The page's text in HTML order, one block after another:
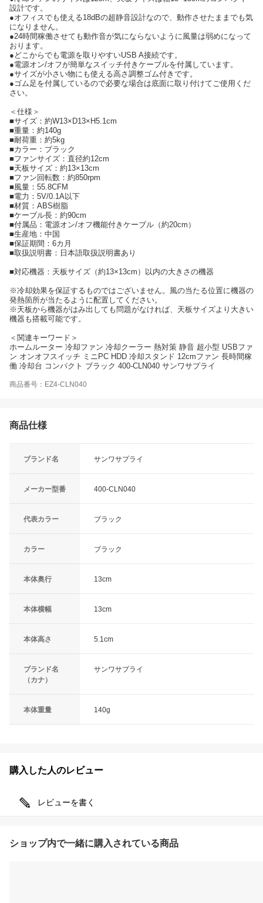
設計です。
●オフィスでも使える18dBの超静音設計なので、動作させたままでも気
になりません。
●24時間稼働させても動作音が気にならないように風量は弱めになって
おります。
●どこからでも電源を取りやすいUSB A接続です。
●電源オン/オフが簡単なスイッチ付きケーブルを付属しています。
●サイズが小さい物にも使える高さ調整ゴム付きです。
●ゴム足を付属しているので必要な場合は底面に取り付けてご使用くだ
さい。
＜仕様＞
■サイズ：約W13×D13×H5.1cm
■重量：約140g
■耐荷重：約5kg
■カラー：ブラック
■ファンサイズ：直径約12cm
■天板サイズ：約13×13cm
■ファン回転数：約850rpm
■風量：55.8CFM
■電力：5V/0.1A以下
■材質：ABS樹脂
■ケーブル長：約90cm
■付属品：電源オン/オフ機能付きケーブル（約20cm）
■生産地：中国
■保証期間：6カ月
■取扱説明書：日本語取扱説明書あり
■対応機器：天板サイズ（約13×13cm）以内の大きさの機器
※冷却効果を保証するものではございません。風の当たる位置に機器の
発熱箇所が当たるように配置してください。
※天板から機器がはみ出しても問題がなければ、天板サイズより大きい
機器も搭載可能です。
＜関連キーワード＞
ホームルーター 冷却ファン 冷却クーラー 熱対策 静音 超小型 USBファ
ン オンオフスイッチ ミニPC HDD 冷却スタンド 12cmファン 長時間稼
働 冷却台 コンパクト ブラック 400-CLN040 サンワサプライ
商品番号：EZ4-CLN040
商品仕様
ブランド名 サンワサプライ
メーカー型番 400-CLN040
代表カラー ブラック
カラー ブラック
本体奥行 13cm
本体横幅 13cm
本体高さ 5.1cm
ブランド名
（カナ）
サンワサプライ
本体重量 140g
購入した人のレビュー
レビューを書く
ショップ内で一緒に購入されている商品